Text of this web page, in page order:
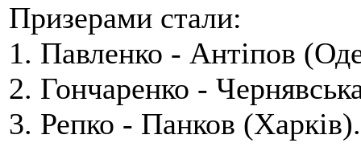
Призерами стали:
1. Павленко - Антіпов
2. Гончаренко -
3. Репко - Панков (Харків).